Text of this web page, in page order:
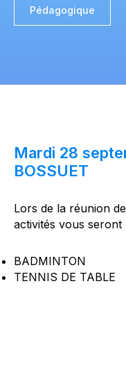
Pédagogique
Mardi 28
BOSSUET
Lors de la réunion
activités vous seront
BADMINTON
TENNIS DE TABLE